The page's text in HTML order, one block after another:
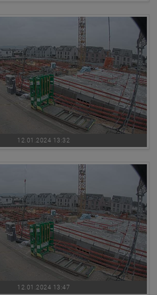
12.01.2024 13:32
12.01.2024 13:47